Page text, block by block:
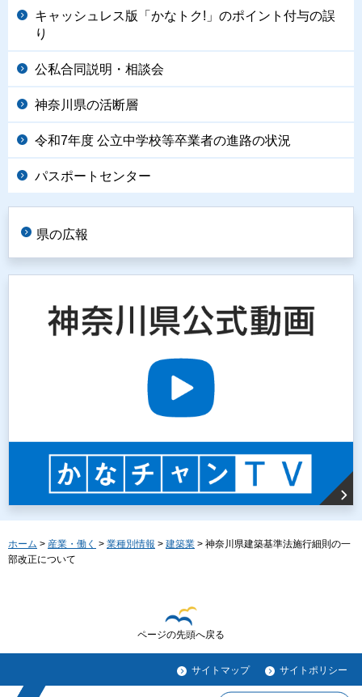
キャッシュレス版「かなトク!」のポイント付与の誤
り
公私合同説明・相談会
神奈川県の活断層
令和7年度 公立中学校等卒業者の進路の状況
パスポートセンター
県の広報
ホーム > 産業・働く > 業種別情報 > 建築業 > 神奈川県建築基準法施行細則の一
部改正について
ページの先頭へ戻る
サイトマップ サイトポリシー